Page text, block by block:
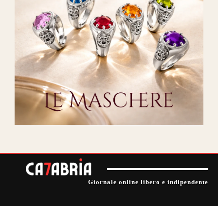
Giornale online libero e indipendente